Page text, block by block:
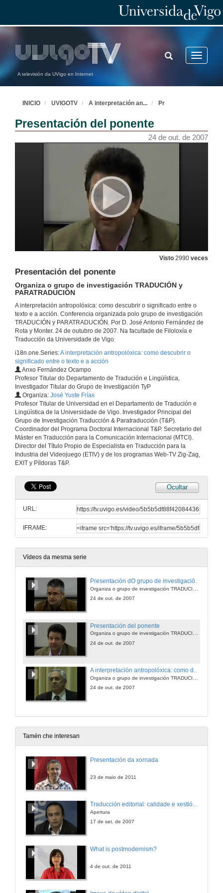
A televisión da UVigo en Internet
Toggle
TOGGLE
SEARCH
INICIO UVIGOTV A interpretación an... Pr
Presentación del ponente
24 de out. de 2007
Visto 2990 veces
Presentación del ponente
Organiza o grupo de investigación TRADUCIÓN y
PARATRADUCIÓN
A interpretación antropolóxica: como descubrir o significado entre o
texto e a acción. Conferencia organizada polo grupo de investigación
TRADUCIÓN y PARATRADUCIÓN. Por D. José Antonio Fernández de
Rota y Monter. 24 de outubro de 2007. Na facultade de Filoloxía e
Traducción da Universidade de Vigo
i18n.one.Series:A interpretación antropolóxica: como descubrir o
significado entre o texto e a acción
Anxo Fernández Ocampo
Profesor Titular do Departamento de Tradución e Lingüística,
Investigador Titular do Grupo de Investigación TyP
Organiza: José Yuste Frías
Profesor Titular de Universidad en el Departamento de Tradución e
Lingüística de la Universidade de Vigo. Investigador Principal del
Grupo de Investigación Traducción & Paratraducción (T&P).
Coordinador del Programa Doctoral Internacional T&P. Secretario del
Máster en Traducción para la Comunicación Internacional (MTCI).
Director del Título Propio de Especialista en Traducción para la
Industria del Videojuego (ETIV) y de los programas Web-TV Zig-Zag,
EXIT y Píldoras T&P.
Ocultar
URL:
IFRAME:
Vídeos da mesma serie
Presentación dO grupo de investigación TyP
24 de out. de 2007
Presentación del ponente
Organiza o grupo de investigación TRADUCIÓN y PARATRADUCIÓN
24 de out. de 2007
A interpretación antropolóxica: como descubrir o significado entre o texto e a acción
24 de out. de 2007
Tamén che interesan
Presentación da xornada
23 de maio de 2011
Traducción editorial: calidade e xestión de proxectos
Apertura
17 de set. de 2007
What is postmodernism?
4 de out. de 2011